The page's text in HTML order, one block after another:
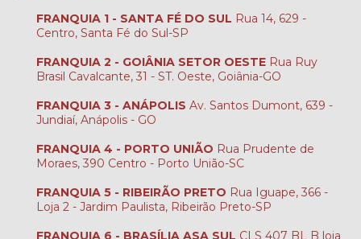
FRANQUIA 1 - SANTA FÉ DO SUL Rua 14, 629 -
Centro, Santa Fé do Sul-SP
FRANQUIA 2 - GOIÂNIA SETOR OESTE Rua Ruy
Brasil Cavalcante, 31 - ST. Oeste, Goiânia-GO
FRANQUIA 3 - ANÁPOLIS Av. Santos Dumont, 639 -
Jundiaí, Anápolis - GO
FRANQUIA 4 - PORTO UNIÃO Rua Prudente de
Moraes, 390 Centro - Porto União-SC
FRANQUIA 5 - RIBEIRÃO PRETO Rua Iguape, 366 -
Loja 2 - Jardim Paulista, Ribeirão Preto-SP
FRANQUIA 6 - BRASÍLIA ASA SUL CLS 407 BL B loja